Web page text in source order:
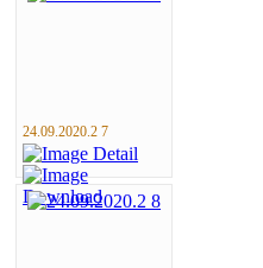
24.09.2020.2 7